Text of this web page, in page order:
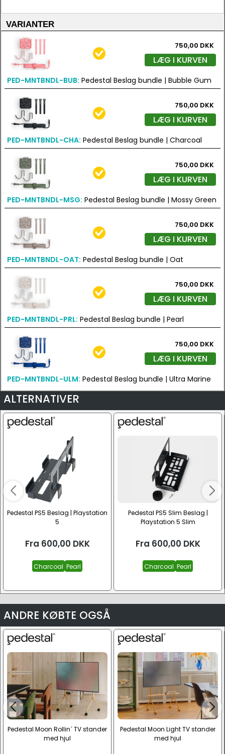
VARIANTER
750,00 DKK
LÆG I KURVEN
PED-MNTBNDL-BUB: Pedestal Beslag bundle | Bubble Gum
750,00 DKK
LÆG I KURVEN
PED-MNTBNDL-CHA: Pedestal Beslag bundle | Charcoal
750,00 DKK
LÆG I KURVEN
PED-MNTBNDL-MSG: Pedestal Beslag bundle | Mossy Green
750,00 DKK
LÆG I KURVEN
PED-MNTBNDL-OAT: Pedestal Beslag bundle | Oat
750,00 DKK
LÆG I KURVEN
PED-MNTBNDL-PRL: Pedestal Beslag bundle | Pearl
750,00 DKK
LÆG I KURVEN
PED-MNTBNDL-ULM: Pedestal Beslag bundle | Ultra Marine
ALTERNATIVER
Pedestal PS5 Beslag | Playstation
5
Fra 600,00 DKK
Charcoal Pearl
Pedestal PS5 Slim Beslag |
Playstation 5 Slim
Fra 600,00 DKK
Charcoal Pearl
ANDRE KØBTE OGSÅ
Pedestal Moon Rollin´ TV stander
med hjul
Pedestal Moon Light TV stander
med hjul